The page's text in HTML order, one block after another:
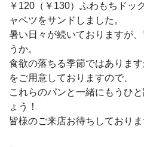
￥120（￥130）ふわもちドッ
ャベツをサンドしました。
暑い日々が続いておりますが
うか。
食欲の落ちる季節ではありま
をご用意しておりますので、
これらのパンと一緒にもうひ
ょう！
皆様のご来店お待ちしておりま